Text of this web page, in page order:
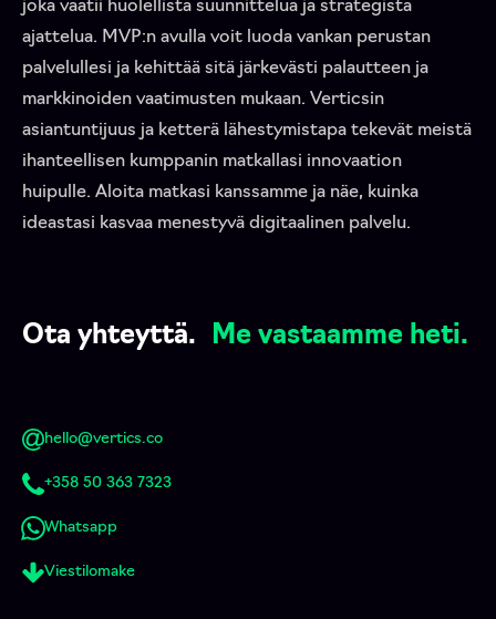
joka vaatii huolellista suunnittelua ja strategista
ajattelua. MVP:n avulla voit luoda vankan perustan
palvelullesi ja kehittää sitä järkevästi palautteen ja
markkinoiden vaatimusten mukaan. Verticsin
asiantuntijuus ja ketterä lähestymistapa tekevät meistä
ihanteellisen kumppanin matkallasi innovaation
huipulle. Aloita matkasi kanssamme ja näe, kuinka
ideastasi kasvaa menestyvä digitaalinen palvelu.
Ota yhteyttä. Me vastaamme heti.
hello@vertics.co
+358 50 363 7323
Whatsapp
Viestilomake